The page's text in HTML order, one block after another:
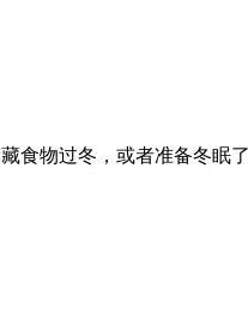
食物过冬，或者准备冬